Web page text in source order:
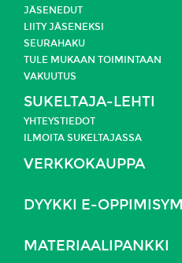
JÄSENEDUT
LIITY JÄSENEKSI
SEURAHAKU
TULE MUKAAN TOIMINTAAN
VAKUUTUS
SUKELTAJA-LEHTI
YHTEYSTIEDOT
ILMOITA SUKELTAJASSA
VERKKOKAUPPA
DYYKKI E-
MATERIAALIPANKKI